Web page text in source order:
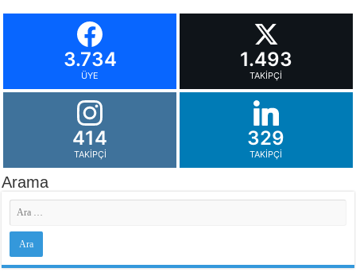
3.734
ÜYE
1.493
TAKIPÇI
414
TAKIPÇI
329
TAKIPÇI
Arama